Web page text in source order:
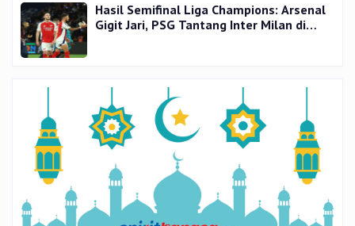
Hasil Semifinal Liga Champions: Arsenal
Gigit Jari, PSG Tantang Inter Milan di